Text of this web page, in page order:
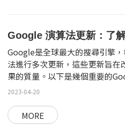
Google 演算法更新：了
Google是全球最大的搜尋引擎
法進行多次更新，這些更新旨在
果的質量。以下是幾個重要的
2023-04-20
MORE